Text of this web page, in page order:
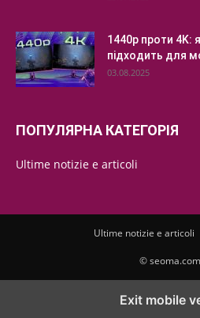
1440p проти 4K:
підходить для
03.08.2025
ПОПУЛЯРНА КАТЕГОРІЯ
Ultime notizie e articoli
Ultime notizie e articoli
©
Exit mobile